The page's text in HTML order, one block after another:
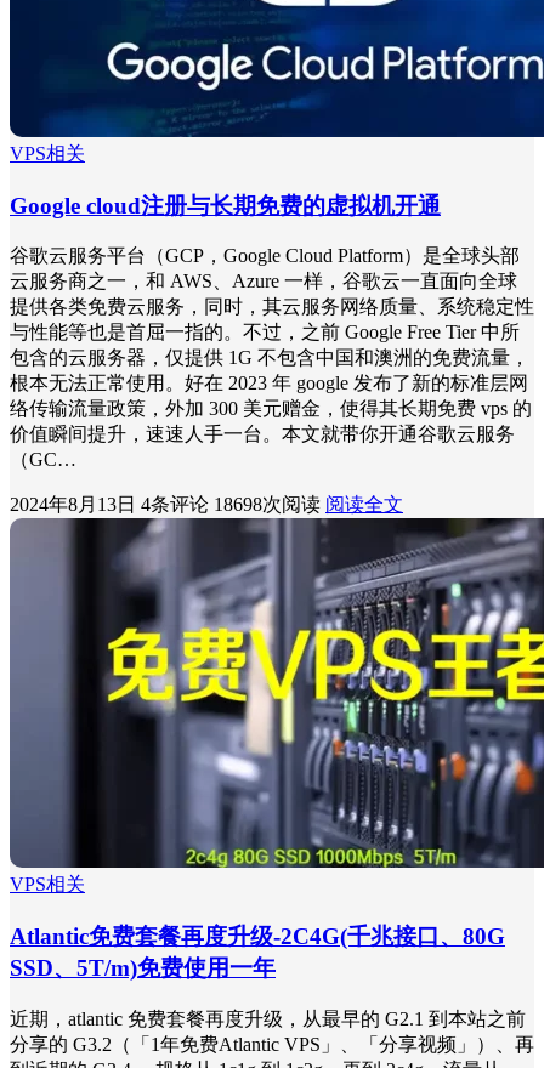
VPS相关
Google cloud注册与长期免费的虚拟机开通
谷歌云服务平台（GCP，Google Cloud Platform）是全球头部
云服务商之一，和 AWS、Azure 一样，谷歌云一直面向全球
提供各类免费云服务，同时，其云服务网络质量、系统稳定性
与性能等也是首屈一指的。不过，之前 Google Free Tier 中所
包含的云服务器，仅提供 1G 不包含中国和澳洲的免费流量，
根本无法正常使用。好在 2023 年 google 发布了新的标准层网
络传输流量政策，外加 300 美元赠金，使得其长期免费 vps 的
价值瞬间提升，速速人手一台。本文就带你开通谷歌云服务
（GC…
2024年8月13日 4条评论 18698次阅读 阅读全文
VPS相关
Atlantic免费套餐再度升级-2C4G(千兆接口、80G
SSD、5T/m)免费使用一年
近期，atlantic 免费套餐再度升级，从最早的 G2.1 到本站之前
分享的 G3.2（「1年免费Atlantic VPS」、「分享视频」）、再